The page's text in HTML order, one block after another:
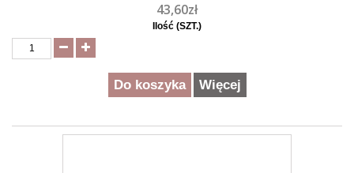
43,60zł
Ilość (SZT.)
Do koszyka Więcej